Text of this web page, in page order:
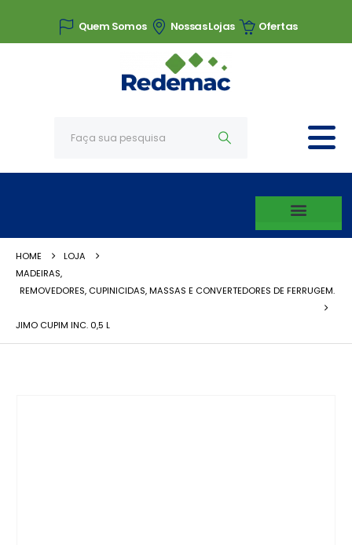
Quem Somos Nossas Lojas Ofertas
HOME
LOJA
MADEIRAS,
REMOVEDORES, CUPINICIDAS, MASSAS E CONVERTEDORES DE FERRUGEM.
JIMO CUPIM INC. 0,5 L